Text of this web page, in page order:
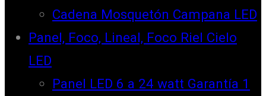
Cadena Mosquetón Campana LED
Panel, Foco, Lineal, Foco Riel Cielo
LED
Panel LED 6 a 24 watt Garantía 1